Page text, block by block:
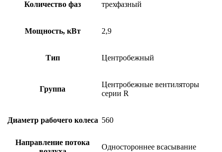
Количество фаз трехфазный
Мощность, кВт 2,9
Тип Центробежный
Группа
Центробежные вентиляторы
серии R
Диаметр рабочего колеса 560
Направление потока
Одностороннее всасывание